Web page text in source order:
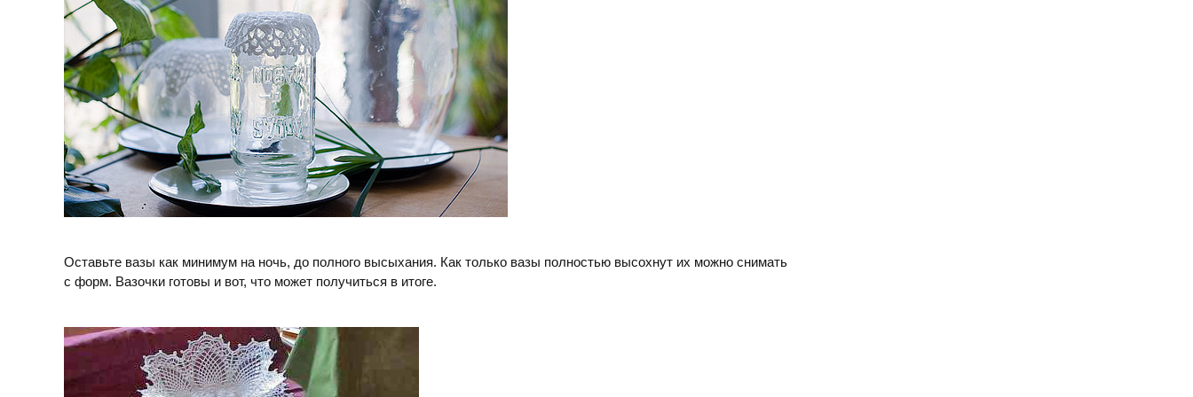
Оставьте вазы как минимум на ночь, до полного высыхания. Как только вазы полностью высохнут их можно снимать
с форм. Вазочки готовы и вот, что может получиться в итоге.